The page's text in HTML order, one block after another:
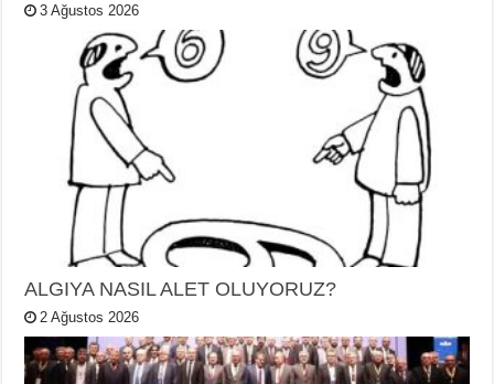
3 Ağustos 2026
ALGIYA NASIL ALET OLUYORUZ?
2 Ağustos 2026